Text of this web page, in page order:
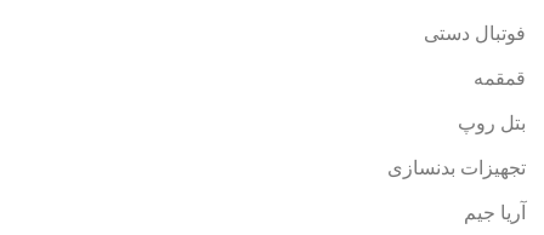
فوتبال دستی
قمقمه
بتل روپ
تجهیزات بدنسازی
آریا جیم